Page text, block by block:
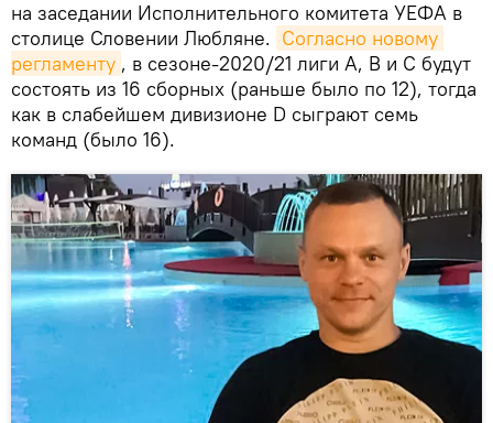
на заседании Исполнительного комитета УЕФА в
столице Словении Любляне. Согласно новому
регламенту , в сезоне-2020/21 лиги А, В и С будут
состоять из 16 сборных (раньше было по 12), тогда
как в слабейшем дивизионе D сыграют семь
команд (было 16).